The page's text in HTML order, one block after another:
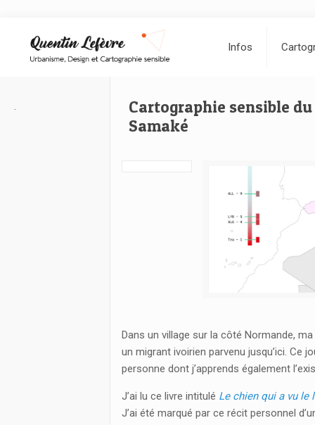
Infos
Cartographie sensible
Samaké
Dans un village sur la côté Normande,
un migrant ivoirien parvenu jusqu’ici. Ce
personne dont j’apprends également
J’ai lu ce livre intitulé Le chien qui a vu le
J’ai été marqué par ce récit personnel
.